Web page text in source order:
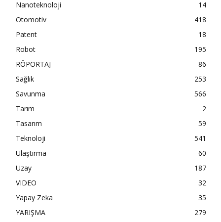
Nanoteknoloji
14
Otomotiv
418
Patent
18
Robot
195
RÖPORTAJ
86
Sağlık
253
Savunma
566
Tarım
2
Tasarım
59
Teknoloji
541
Ulaştırma
60
Uzay
187
VIDEO
32
Yapay Zeka
35
YARIŞMA
279